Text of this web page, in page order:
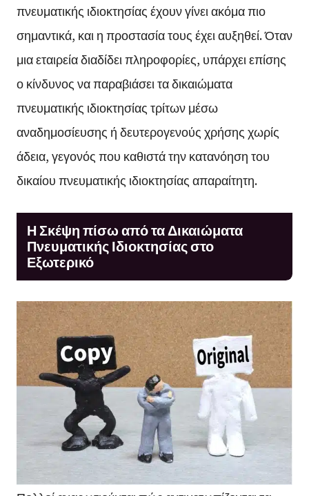
πνευματικής ιδιοκτησίας έχουν γίνει ακόμα πιο
σημαντικά, και η προστασία τους έχει αυξηθεί. Όταν
μια εταιρεία διαδίδει πληροφορίες, υπάρχει επίσης
ο κίνδυνος να παραβιάσει τα δικαιώματα
πνευματικής ιδιοκτησίας τρίτων μέσω
αναδημοσίευσης ή δευτερογενούς χρήσης χωρίς
άδεια, γεγονός που καθιστά την κατανόηση του
δικαίου πνευματικής ιδιοκτησίας απαραίτητη.
Η Σκέψη πίσω από τα Δικαιώματα
Πνευματικής Ιδιοκτησίας στο
Εξωτερικό